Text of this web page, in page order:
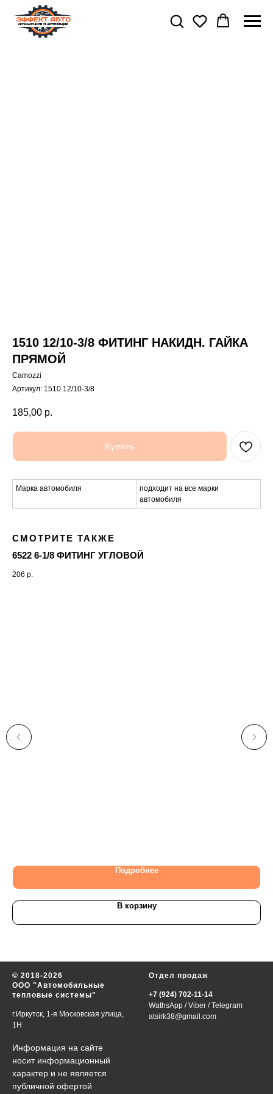
1510 12/10-3/8 ФИТИНГ НАКИДН. ГАЙКА
ПРЯМОЙ
Camozzi
Артикул: 1510 12/10-3/8
185,00 р.
Купить
Марка автомобиля
подходит на все марки
автомобиля
СМОТРИТЕ ТАКЖЕ
6522 6-1/8 ФИТИНГ УГЛОВОЙ
206 р.
Подробнее
В корзину
© 2018-2026
ООО "Автомобильные
тепловые системы"
г.Иркутск, 1-я Московская улица,
1Н
Информация на сайте
носит информационный
характер и не является
публичной офертой
Отдел продаж
+7 (924) 702-11-14
WathsApp /Viber /Telegram
atsirk38@gmail.com